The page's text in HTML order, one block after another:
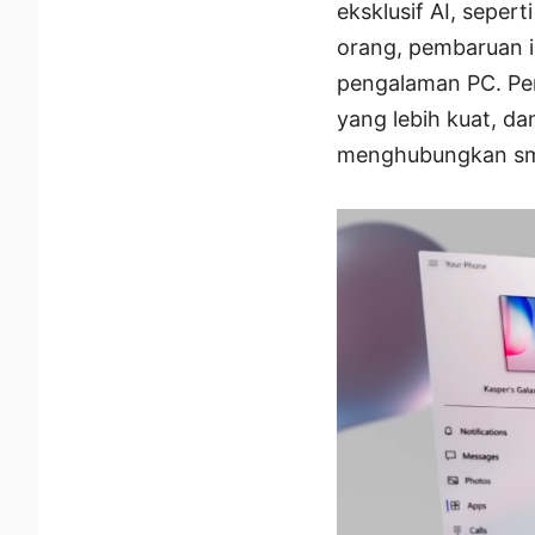
eksklusif AI,
orang, pembaruan
pengalaman PC.
yang lebih kuat,
menghubungkan